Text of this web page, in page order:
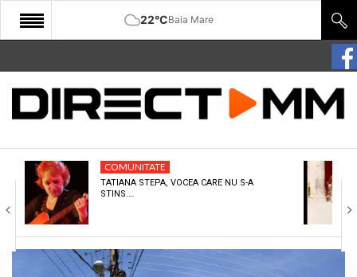
22°CBaia Mare
START
COMUNITATE
CULTURA
ECONOMIE
SANATATE
SPORT
COMUNITATE
TATIANA STEPA, VOCEA CARE NU S-A
STINS.…